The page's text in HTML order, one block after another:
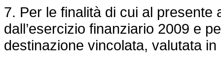
7. Per le finalità di cui al
dall’esercizio finanziario 2009 e
destinazione vincolata, valutata